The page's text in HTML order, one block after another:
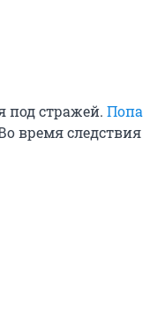
под стражей.
время следствия